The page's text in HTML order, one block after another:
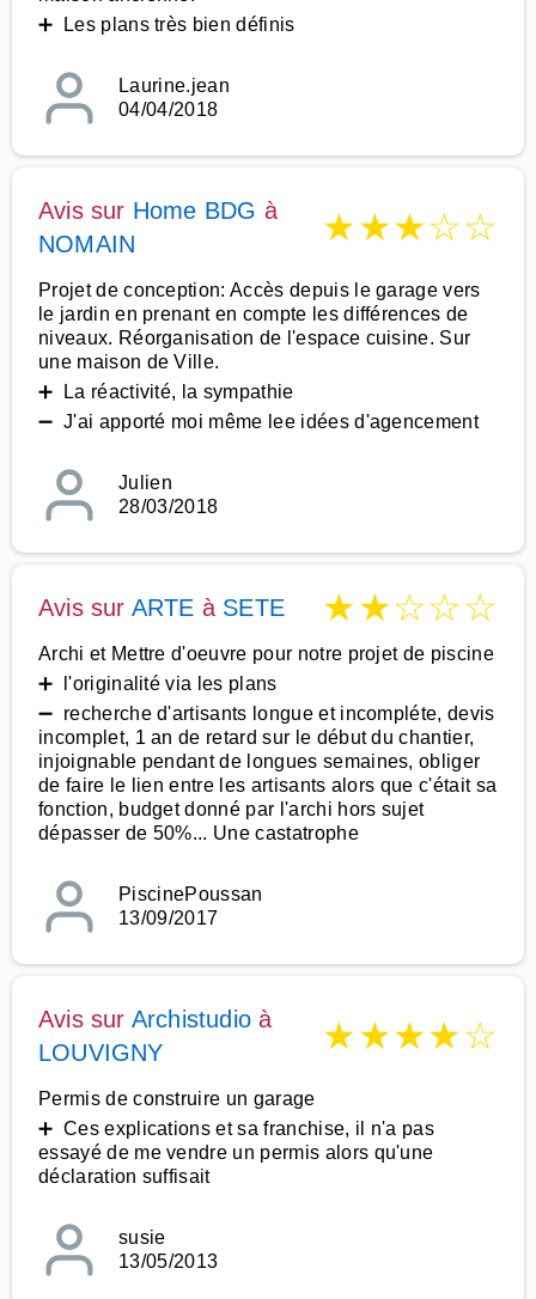
➕ Les plans très bien définis
Laurine.jean
04/04/2018
Avis sur Home BDG à
NOMAIN
★★★☆☆
Projet de conception: Accès depuis le garage vers
le jardin en prenant en compte les différences de
niveaux. Réorganisation de l'espace cuisine. Sur
une maison de Ville.
➕ La réactivité, la sympathie
➖ J'ai apporté moi même lee idées d'agencement
Julien
28/03/2018
Avis sur ARTE à SETE ★★☆☆☆
Archi et Mettre d'oeuvre pour notre projet de piscine
➕ l'originalité via les plans
➖ recherche d'artisants longue et incompléte, devis
incomplet, 1 an de retard sur le début du chantier,
injoignable pendant de longues semaines, obliger
de faire le lien entre les artisants alors que c'était sa
fonction, budget donné par l'archi hors sujet
dépasser de 50%... Une castatrophe
PiscinePoussan
13/09/2017
Avis sur Archistudio à
LOUVIGNY
★★★★☆
Permis de construire un garage
➕ Ces explications et sa franchise, il n'a pas
essayé de me vendre un permis alors qu'une
déclaration suffisait
susie
13/05/2013